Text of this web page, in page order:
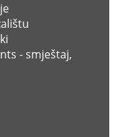
- smještaj,